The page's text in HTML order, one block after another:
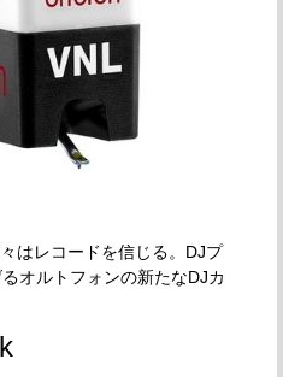
はレコードを信じる。DJプ
オルトフォンの新たなDJカ